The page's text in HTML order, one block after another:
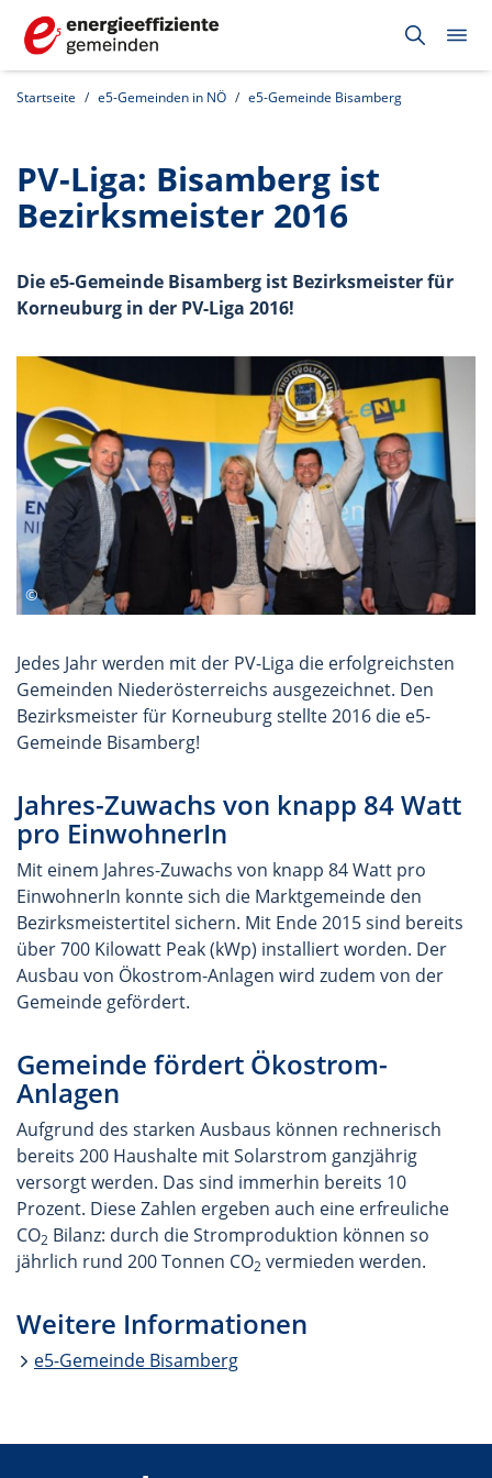
Startseite e5-Gemeinden in NÖ e5-Gemeinde Bisamberg
PV-Liga: Bisamberg ist
Bezirksmeister 2016
Die e5-Gemeinde Bisamberg ist Bezirksmeister für
Korneuburg in der PV-Liga 2016!
Jedes Jahr werden mit der PV-Liga die erfolgreichsten
Gemeinden Niederösterreichs ausgezeichnet. Den
Bezirksmeister für Korneuburg stellte 2016 die e5-
Gemeinde Bisamberg!
Jahres-Zuwachs von knapp 84 Watt
pro EinwohnerIn
Mit einem Jahres-Zuwachs von knapp 84 Watt pro
EinwohnerIn konnte sich die Marktgemeinde den
Bezirksmeistertitel sichern. Mit Ende 2015 sind bereits
über 700 Kilowatt Peak (kWp) installiert worden. Der
Ausbau von Ökostrom-Anlagen wird zudem von der
Gemeinde gefördert.
Gemeinde fördert Ökostrom-
Anlagen
Aufgrund des starken Ausbaus können rechnerisch
bereits 200 Haushalte mit Solarstrom ganzjährig
versorgt werden. Das sind immerhin bereits 10
Prozent. Diese Zahlen ergeben auch eine erfreuliche
CO2 Bilanz: durch die Stromproduktion können so
jährlich rund 200 Tonnen CO2 vermieden werden.
Weitere Informationen
e5-Gemeinde Bisamberg